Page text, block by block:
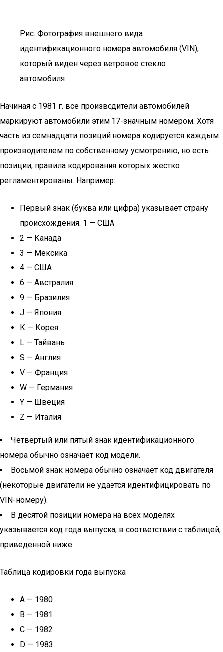
Рис. Фотография внешнего вида
идентификационного номера автомобиля (VIN),
который виден через ветровое стекло
автомобиля
Начиная с 1981 г. все производители автомобилей
маркируют автомобили этим 17-значным номером. Хотя
часть из семнадцати позиций номера кодируется каждым
производителем по собственному усмотрению, но есть
позиции, правила кодирования которых жестко
регламентированы. Например:
Первый знак (буква или цифра) указывает страну
происхождения. 1 — США
2 — Канада
3 — Мексика
4 — США
6 — Австралия
9 — Бразилия
J — Япония
К — Корея
L — Тайвань
S — Англия
V — Франция
W — Германия
Y — Швеция
Z — Италия
Четвертый или пятый знак идентификационного
номера обычно означает код модели.
Восьмой знак номера обычно означает код двигателя
(некоторые двигатели не удается идентифицировать по
VIN-номеру).
В десятой позиции номера на всех моделях
указывается код года выпуска, в соответствии с таблицей,
приведенной ниже.
Таблица кодировки года выпуска
А — 1980
В — 1981
С — 1982
D — 1983